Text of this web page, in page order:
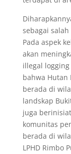
sebagai
Pada aspek
akan
illegal
bahwa Hutan
berada di
landskap
juga
komunitas
berada di
LPHD Rimbo